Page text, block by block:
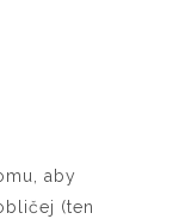
aby
(ten